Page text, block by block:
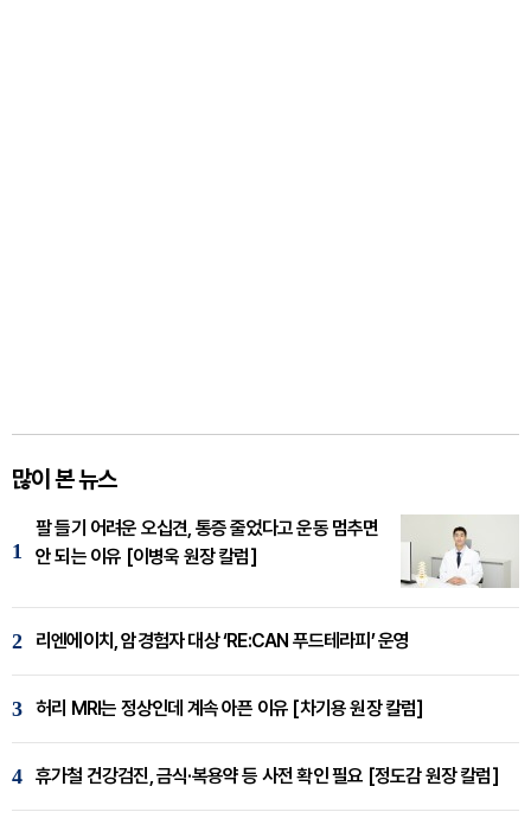
많이 본 뉴스
1
팔 들기 어려운 오십견, 통증 줄었다고 운동 멈추면
안 되는 이유 [이병욱 원장 칼럼]
2 리엔에이치, 암경험자 대상 ‘RE:CAN 푸드테라피’ 운영
3 허리 MRI는 정상인데 계속 아픈 이유 [차기용 원장 칼럼]
4 휴가철 건강검진, 금식·복용약 등 사전 확인 필요 [정도감 원장 칼럼]